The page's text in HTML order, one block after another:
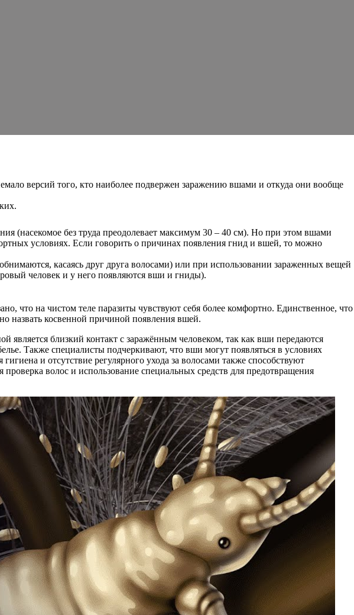
версий того, кто наиболее подвержен заражению вшами и откуда они вообще
(насекомое без труда преодолевает максимум 30 – 40 см). Но при этом вшами
условиях. Если говорить о причинах появления гнид и вшей, то можно
касаясь друг друга волосами) или при использовании зараженных вещей
человек и у него появляются вши и гниды).
что на чистом теле паразиты чувствуют себя более комфортно. Единственное, что
назвать косвенной причиной появления вшей.
близкий контакт с заражённым человеком, так как вши передаются
Также специалисты подчеркивают, что вши могут появляться в условиях
и отсутствие регулярного ухода за волосами также способствуют
волос и использование специальных средств для предотвращения